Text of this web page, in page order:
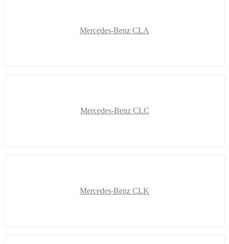
Mercedes-Benz CLA
Mercedes-Benz CLC
Mercedes-Benz CLK